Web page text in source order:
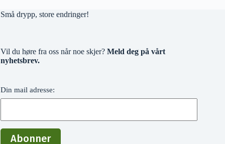
Små drypp, store endringer!
Vil du høre fra oss når noe skjer? Meld deg på vårt
nyhetsbrev.
Din mail adresse: